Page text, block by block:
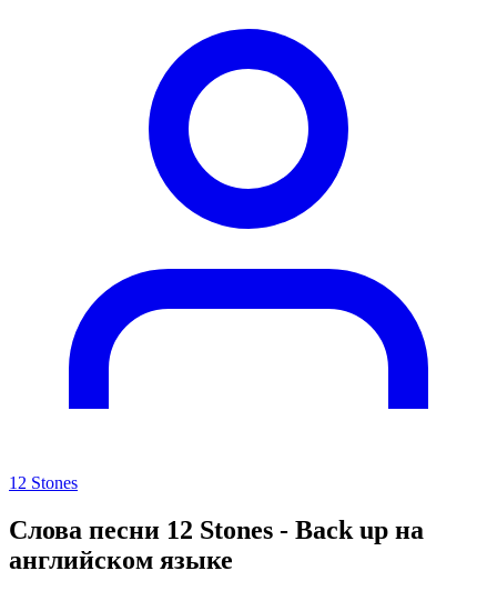
12 Stones
Слова песни 12 Stones - Back up на
английском языке